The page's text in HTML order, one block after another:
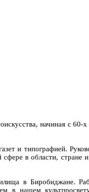
начиная с 60-
и типографией.
в области, стране
в Биробиджане.
в нашем